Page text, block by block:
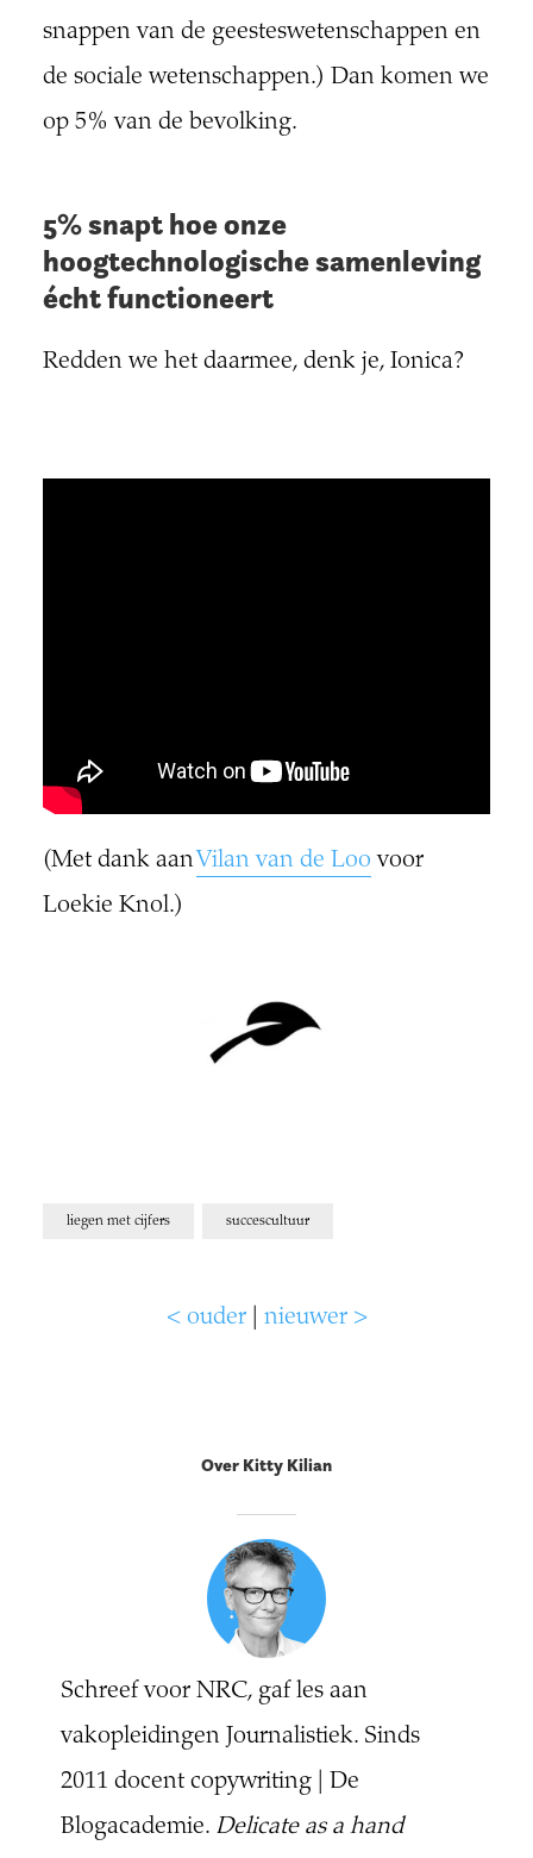
snappen van de geesteswetenschappen en
de sociale wetenschappen.) Dan komen we
op 5% van de bevolking.
5% snapt hoe onze
hoogtechnologische samenleving
écht functioneert
Redden we het daarmee, denk je, Ionica?
(Met dank aanVilan van de Loo voor
Loekie Knol.)
liegen met cijfers succescultuur
< ouder| nieuwer >
Over Kitty Kilian
Schreef voor NRC, gaf les aan
vakopleidingen Journalistiek. Sinds
2011 docent copywriting | De
Blogacademie. Delicate as a hand